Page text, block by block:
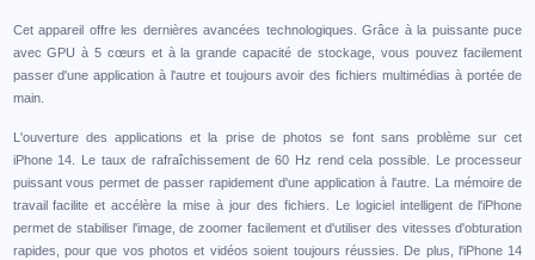
Cet appareil offre les dernières avancées technologiques. Grâce à la puissante puce
avec GPU à 5 cœurs et à la grande capacité de stockage, vous pouvez facilement
passer d'une application à l'autre et toujours avoir des fichiers multimédias à portée de
main.
L'ouverture des applications et la prise de photos se font sans problème sur cet
iPhone 14. Le taux de rafraîchissement de 60 Hz rend cela possible. Le processeur
puissant vous permet de passer rapidement d'une application à l'autre. La mémoire de
travail facilite et accélère la mise à jour des fichiers. Le logiciel intelligent de l'iPhone
permet de stabiliser l'image, de zoomer facilement et d'utiliser des vitesses d'obturation
rapides, pour que vos photos et vidéos soient toujours réussies. De plus, l'iPhone 14